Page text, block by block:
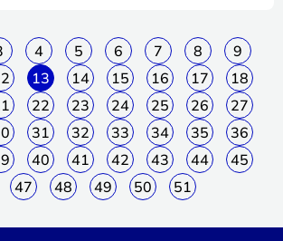
4 5 6 7 8
9
13 14 15 16 17
18
22 23 24 25 26
27
31 32 33 34 35
36
40 41 42 43 44
45
47 48 49 50 51